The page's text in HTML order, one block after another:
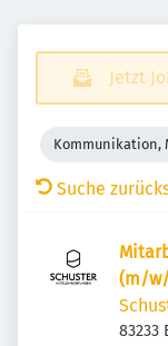
Jetzt
Suche
(m/
83233